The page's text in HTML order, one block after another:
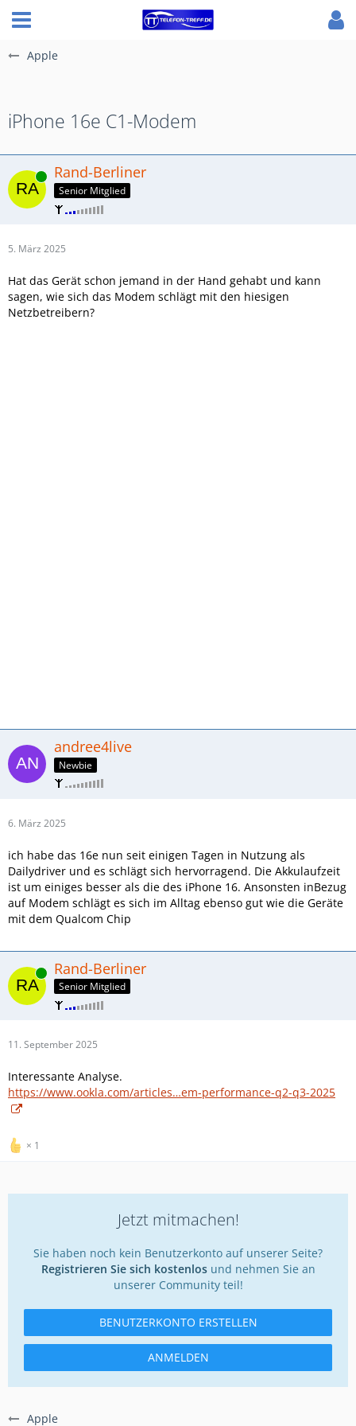
Apple
Apple
iPhone 16e C1-Modem
Online Rand-Berliner
Senior Mitglied
5. März 2025
Hat das Gerät schon jemand in der Hand gehabt und kann
sagen, wie sich das Modem schlägt mit den hiesigen
Netzbetreibern?
andree4live
Newbie
6. März 2025
ich habe das 16e nun seit einigen Tagen in Nutzung als
Dailydriver und es schlägt sich hervorragend. Die Akkulaufzeit
ist um einiges besser als die des iPhone 16. Ansonsten inBezug
auf Modem schlägt es sich im Alltag ebenso gut wie die Geräte
mit dem Qualcom Chip
Online Rand-Berliner
Senior Mitglied
11. September 2025
Interessante Analyse.
https://www.ookla.com/articles…em-performance-q2-q3-2025
1
Jetzt mitmachen!
Sie haben noch kein Benutzerkonto auf unserer Seite?
Registrieren Sie sich kostenlosund nehmen Sie an
unserer Community teil!
BENUTZERKONTO ERSTELLEN
ANMELDEN